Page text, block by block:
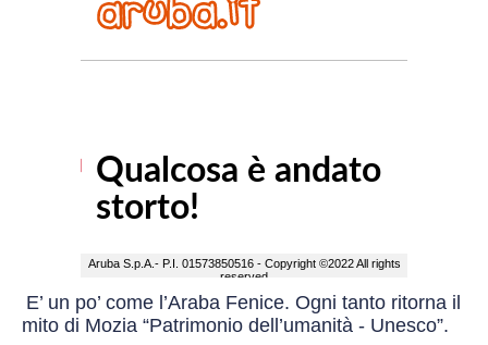
E’ un po’ come l’Araba Fenice. Ogni tanto ritorna il
mito di Mozia “Patrimonio dell’umanità - Unesco”.